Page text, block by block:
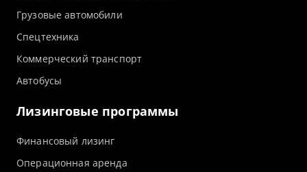
Грузовые автомобили
Спецтехника
Коммерческий транспорт
Автобусы
Лизинговые программы
Финансовый лизинг
Операционная аренда